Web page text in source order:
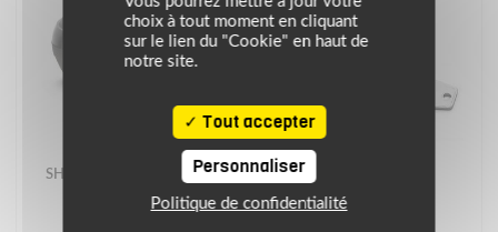
SHAD GIVI
choix à tout moment en cliquant
sur le lien du "Cookie" en haut de
notre site.
Tout accepter
Personnaliser
Politique de confidentialité